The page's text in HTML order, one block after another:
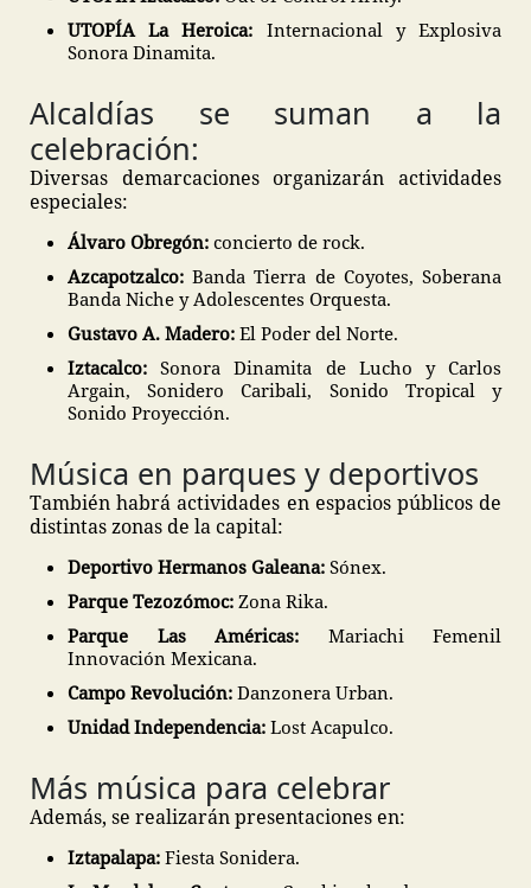
UTOPÍA La Heroica: Internacional y Explosiva
Sonora Dinamita.
Alcaldías se suman a la
celebración:
Diversas demarcaciones organizarán actividades
especiales:
Álvaro Obregón: concierto de rock.
Azcapotzalco: Banda Tierra de Coyotes, Soberana
Banda Niche y Adolescentes Orquesta.
Gustavo A. Madero: El Poder del Norte.
Iztacalco: Sonora Dinamita de Lucho y Carlos
Argain, Sonidero Caribali, Sonido Tropical y
Sonido Proyección.
Música en parques y deportivos
También habrá actividades en espacios públicos de
distintas zonas de la capital:
Deportivo Hermanos Galeana: Sónex.
Parque Tezozómoc: Zona Rika.
Parque Las Américas: Mariachi Femenil
Innovación Mexicana.
Campo Revolución: Danzonera Urban.
Unidad Independencia: Lost Acapulco.
Más música para celebrar
Además, se realizarán presentaciones en:
Iztapalapa: Fiesta Sonidera.